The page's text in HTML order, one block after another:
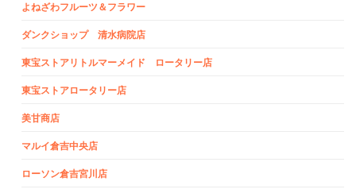
よねざわフルーツ＆フラワー
ダンクショップ 清水病院店
東宝ストアリトルマーメイド ロータリー店
東宝ストアロータリー店
美甘商店
マルイ倉吉中央店
ローソン倉吉宮川店